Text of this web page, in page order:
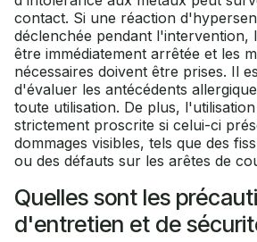
contact. Si une réaction
déclenchée pendant l'intervention,
être immédiatement arrêtée et les
nécessaires doivent être prises. Il
d'évaluer les antécédents
toute utilisation. De plus,
strictement proscrite si celui-ci
dommages visibles, tels que des
ou des défauts sur les arêtes de
Quelles sont les
d'entretien et de